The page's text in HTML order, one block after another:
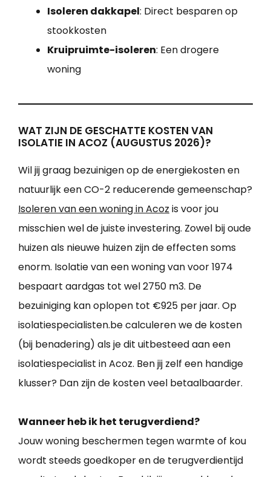
Isoleren dakkapel: Direct besparen op
stookkosten
Kruipruimte-isoleren: Een drogere
woning
WAT ZIJN DE GESCHATTE KOSTEN VAN
ISOLATIE IN ACOZ (AUGUSTUS 2026)?
Wil jij graag bezuinigen op de energiekosten en
natuurlijk een CO-2 reducerende gemeenschap?
Isoleren van een woning in Acoz is voor jou
misschien wel de juiste investering. Zowel bij oude
huizen als nieuwe huizen zijn de effecten soms
enorm. Isolatie van een woning van voor 1974
bespaart aardgas tot wel 2750 m3. De
bezuiniging kan oplopen tot €925 per jaar. Op
isolatiespecialisten.be calculeren we de kosten
(bij benadering) als je dit uitbesteed aan een
isolatiespecialist in Acoz. Ben jij zelf een handige
klusser? Dan zijn de kosten veel betaalbaarder.
Wanneer heb ik het terugverdiend?
Jouw woning beschermen tegen warmte of kou
wordt steeds goedkoper en de terugverdientijd